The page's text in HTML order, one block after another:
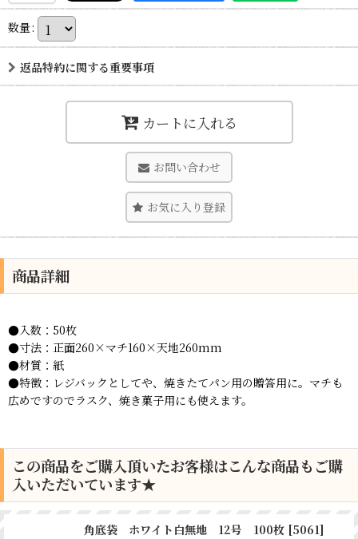
数量:
返品特約に関する重要事項
カートに入れる
お問い合わせ
お気に入り登録
商品詳細
●入数：50枚
●寸法：正面260×マチ160×天地260mm
●材質：紙
●特徴：レジバックとしてや、焼きたてパン用の贈答用に。マチも
広めですのでラスク、焼き菓子用にも使えます。
この商品をご購入頂いたお客様はこんな商品もご購
入いただいています★
角底袋 ホワイト白無地 12号 100枚 [5061]